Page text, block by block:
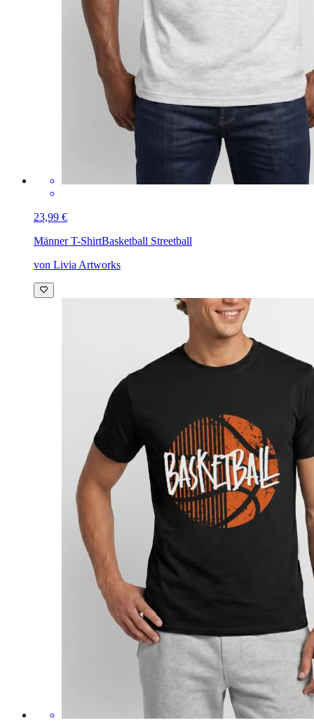
23,99 €
Männer T-ShirtBasketball Streetball
von Livia Artworks